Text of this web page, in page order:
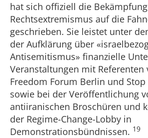
hat sich offiziell die
Rechtsextremismus auf die
geschrieben. Sie leistet unter
der Aufklärung über
Antisemitismus» finanzielle
Veranstaltungen mit Referenten
Freedom Forum Berlin und
sowie bei der Veröffentlichung
antiiranischen Broschüren und
der Regime-Change-Lobby in
Demonstrationsbündnissen. 19